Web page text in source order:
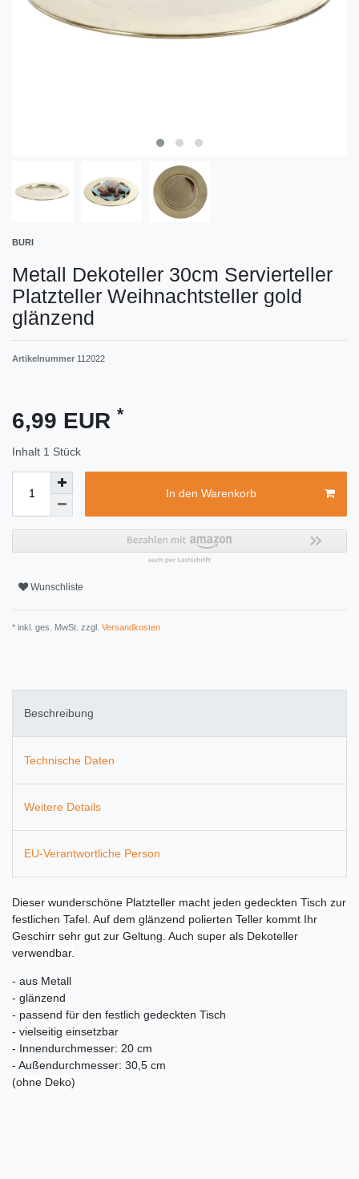
BURI
Metall Dekoteller 30cm Servierteller
Platzteller Weihnachtsteller gold
glänzend
Artikelnummer 112022
6,99 EUR *
Inhalt 1 Stück
In den Warenkorb
Wunschliste
* inkl. ges. MwSt. zzgl. Versandkosten
Beschreibung
Technische Daten
Weitere Details
EU-Verantwortliche Person
Dieser wunderschöne Platzteller macht jeden gedeckten Tisch zur
festlichen Tafel. Auf dem glänzend polierten Teller kommt Ihr
Geschirr sehr gut zur Geltung. Auch super als Dekoteller
verwendbar.
- aus Metall
- glänzend
- passend für den festlich gedeckten Tisch
- vielseitig einsetzbar
- Innendurchmesser: 20 cm
- Außendurchmesser: 30,5 cm
(ohne Deko)